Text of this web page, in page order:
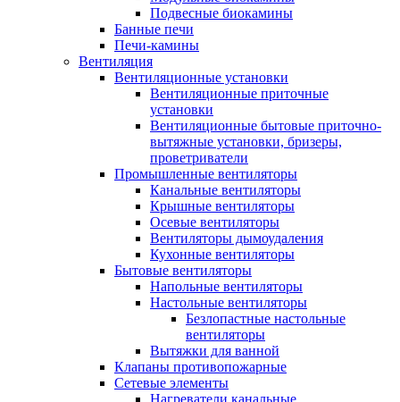
Подвесные биокамины
Банные печи
Печи-камины
Вентиляция
Вентиляционные установки
Вентиляционные приточные
установки
Вентиляционные бытовые приточно-
вытяжные установки, бризеры,
проветриватели
Промышленные вентиляторы
Канальные вентиляторы
Крышные вентиляторы
Осевые вентиляторы
Вентиляторы дымоудаления
Кухонные вентиляторы
Бытовые вентиляторы
Напольные вентиляторы
Настольные вентиляторы
Безлопастные настольные
вентиляторы
Вытяжки для ванной
Клапаны противопожарные
Сетевые элементы
Нагреватели канальные